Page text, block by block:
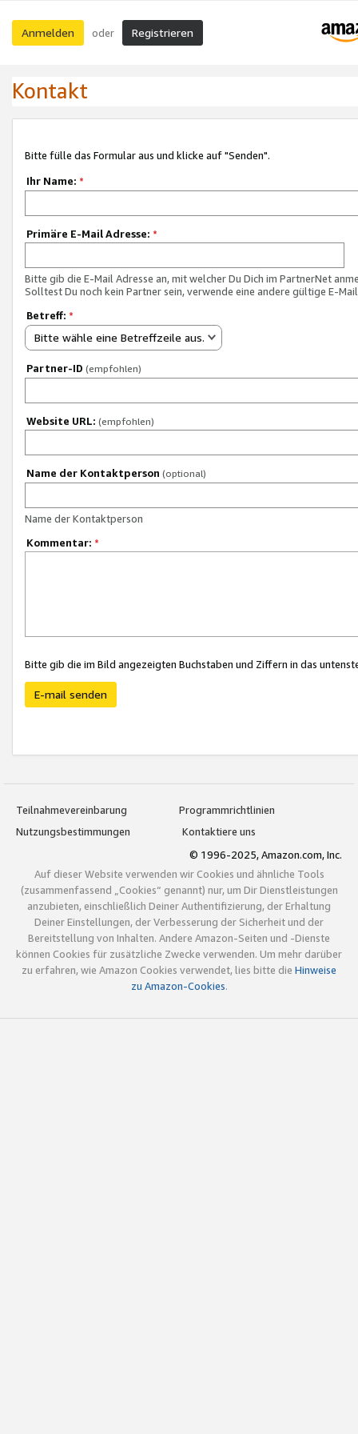
Anmelden oder Registrieren
Kontakt
Bitte fülle das Formular aus und klicke auf "Senden".
Ihr Name: *
Primäre E-Mail Adresse: *
Bitte gib die E-Mail Adresse an, mit welcher Du Dich im PartnerNet
Solltest Du noch kein Partner sein, verwende eine andere gültige E-
Betreff: *
Bitte wähle eine Betreffzeile aus.
Partner-ID (empfohlen)
Website URL: (empfohlen)
Name der Kontaktperson (optional)
Name der Kontaktperson
Kommentar: *
Bitte gib die im Bild angezeigten Buchstaben und Ziffern in das
E-mail senden
Teilnahmevereinbarung
Programmrichtlinien
Nutzungsbestimmungen
Kontaktiere uns
© 1996-2025, Amazon.com, Inc.
Auf dieser Website verwenden wir Cookies und ähnliche Tools
(zusammenfassend „Cookies“ genannt) nur, um Dir Dienstleistungen
anzubieten, einschließlich Deiner Authentifizierung, der Erhaltung
Deiner Einstellungen, der Verbesserung der Sicherheit und der
Bereitstellung von Inhalten. Andere Amazon-Seiten und -Dienste
können Cookies für zusätzliche Zwecke verwenden. Um mehr darüber
zu erfahren, wie Amazon Cookies verwendet, lies bitte die Hinweise
zu Amazon-Cookies.